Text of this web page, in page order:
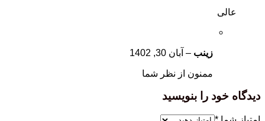
عالی
زینب – آبان 30, 1402
ممنون از نظر شما
دیدگاه خود را بنویسید